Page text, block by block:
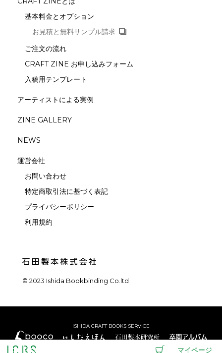
マイページ
基本料金とオプション
お見積と無料サンプル請求
ご注文の流れ
CRAFT ZINE お申し込みフォーム
入稿用テンプレート
アーティストによる実例
ZINE GALLERY
NEWS
運営会社
お問い合わせ
特定商取引法に基づく表記
プライバシーポリシー
利用規約
© 2023 Ishida Bookbinding Co.ltd
ISHIDA CRAFT BOOKS SERVICE